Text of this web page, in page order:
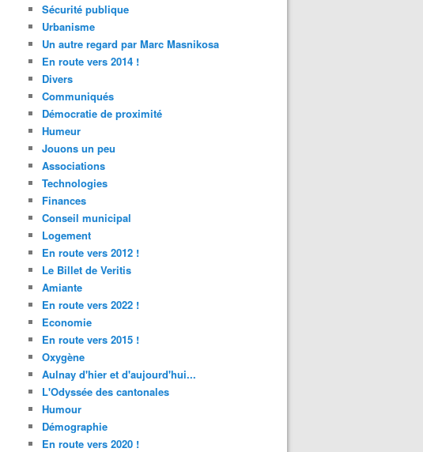
Sécurité publique
Urbanisme
Un autre regard par Marc Masnikosa
En route vers 2014 !
Divers
Communiqués
Démocratie de proximité
Humeur
Jouons un peu
Associations
Technologies
Finances
Conseil municipal
Logement
En route vers 2012 !
Le Billet de Veritis
Amiante
En route vers 2022 !
Economie
En route vers 2015 !
Oxygène
Aulnay d'hier et d'aujourd'hui...
L'Odyssée des cantonales
Humour
Démographie
En route vers 2020 !